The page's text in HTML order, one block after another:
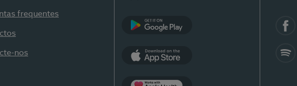
frequentes
nos